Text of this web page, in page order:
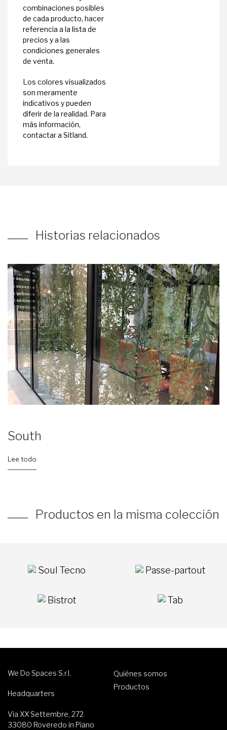
combinaciones posibles
de cada producto, hacer
referencia a la lista de
precios y a las
condiciones generales
de venta.
Los colores visualizados
son meramente
indicativos y pueden
diferir de la realidad. Para
más información,
contactar a Sitland.
Historias relacionados
South
Lee todo
Productos en la misma colección
Soul Tecno Passe-partout
Bistrot Tab
We Do Spaces S.r.l.
Headquarters
Via XX Settembre, 272
33080 Roveredo in Piano
Quiénes somos
Productos